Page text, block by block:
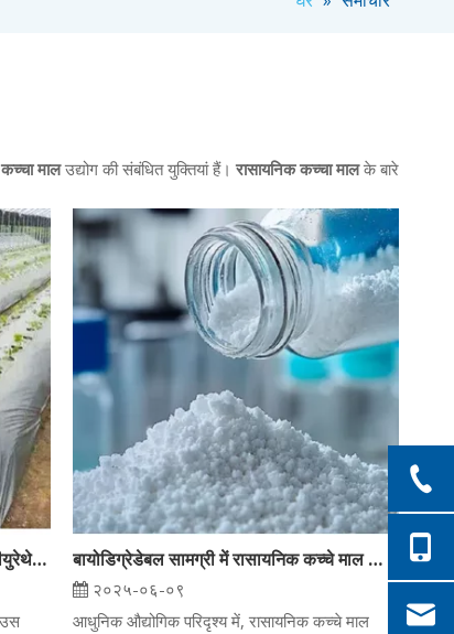
मालउद्योग की संबंधित युक्तियां हैं। रासायनिक कच्चा मालके बारे
रासायनिक कच्चे माल नवाचार: आधुनिक पॉलीयुरेथेन अनुप्रयोगों में पॉलिएस्टर पॉलीओल और बहुलक पॉलीओल की खोज बायोडिग्रेडेबल सामग्री में रासायनिक कच्चे माल की भूमिका: स्थायी बहुलक उत्पादन में पॉलिएस्टर पॉलीओल पर ध्यान केंद्रित करें
२०२५-०६-०९
आधुनिक औद्योगिक परिदृश्य में, रासायनिक कच्चे माल